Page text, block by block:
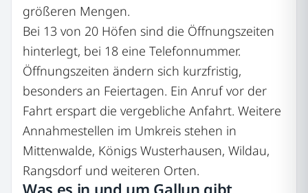
größeren Mengen.
Bei 13 von 20 Höfen sind die Öffnungszeiten
hinterlegt, bei 18 eine Telefonnummer.
Öffnungszeiten ändern sich kurzfristig,
besonders an Feiertagen. Ein Anruf vor der
Fahrt erspart die vergebliche Anfahrt. Weitere
Annahmestellen im Umkreis stehen in
Mittenwalde, Königs Wusterhausen, Wildau,
Rangsdorf und weiteren Orten.